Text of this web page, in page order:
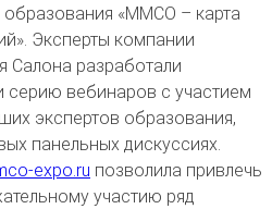
«ММСО – карта
Эксперты компании
Салона разработали
серию вебинаров с участием
экспертов образования,
панельных дискуссиях.
expo.ru позволила привлечь
участию ряд